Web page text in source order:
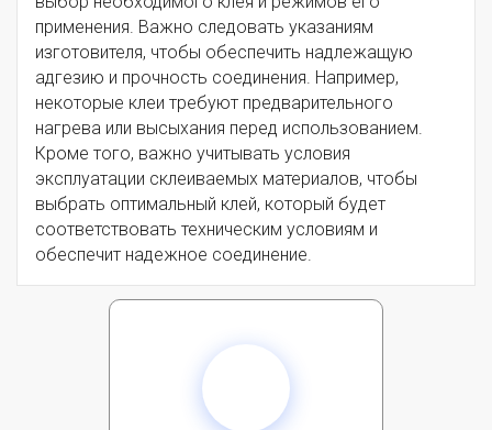
применения. Важно следовать указаниям
изготовителя, чтобы обеспечить надлежащую
адгезию и прочность соединения. Например,
некоторые клеи требуют предварительного
нагрева или высыхания перед использованием.
Кроме того, важно учитывать условия
эксплуатации склеиваемых материалов, чтобы
выбрать оптимальный клей, который будет
соответствовать техническим условиям и
обеспечит надежное соединение.